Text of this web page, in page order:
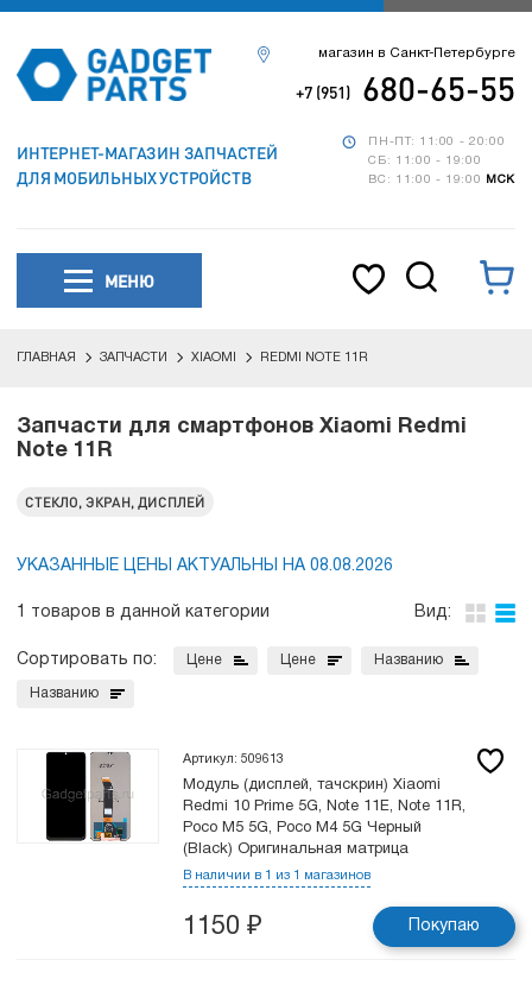
ИНТЕРНЕТ-МАГАЗИН ЗАПЧАСТЕЙ
ДЛЯ МОБИЛЬНЫХ УСТРОЙСТВ
ПН-ПТ: 11:00 - 20:00
СБ: 11:00 - 19:00
ВС: 11:00 - 19:00
МСК
магазин в Санкт-Петербурге
+7 (951) 680-65-55
МЕНЮ
ГЛАВНАЯ ЗАПЧАСТИ XIAOMI REDMI NOTE 11R
Запчасти для смартфонов Xiaomi Redmi
Note 11R
СТЕКЛО, ЭКРАН, ДИСПЛЕЙ
УКАЗАННЫЕ ЦЕНЫ АКТУАЛЬНЫ НА 08.08.2026
1 товаров в данной категории Вид:
Сортировать по: Цене Цене Названию
Названию
Артикул: 509613
Модуль (дисплей, тачскрин) Xiaomi
Redmi 10 Prime 5G, Note 11E, Note 11R,
Poco M5 5G, Poco M4 5G Черный
(Black) Оригинальная матрица
В наличии в 1 из 1 магазинов
1150 ₽ Покупаю